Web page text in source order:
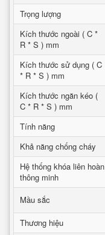
Trọng lượng
Kích thước ngoài ( C *
R * S ) mm
Kích thước sử dụng ( C
* R * S ) mm
Kích thước ngăn kéo (
C * R * S ) mm
Tính năng
Khả năng chống cháy
Hệ thống khóa liên hoàn
thông minh
Mầu sắc
Thương hiệu